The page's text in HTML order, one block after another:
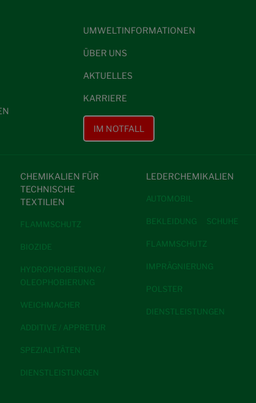
UMWELTINFORMATIONEN
ÜBER UNS
AKTUELLES
KARRIERE
IM NOTFALL
CHEMIKALIEN FÜR
TECHNISCHE
TEXTILIEN
FLAMMSCHUTZ
BIOZIDE
HYDROPHOBIERUNG /
OLEOPHOBIERUNG
WEICHMACHER
ADDITIVE / APPRETUR
SPEZIALITÄTEN
DIENSTLEISTUNGEN
LEDERCHEMIKALIEN
AUTOMOBIL
BEKLEIDUNG SCHUHE
FLAMMSCHUTZ
IMPRÄGNIERUNG
POLSTER
DIENSTLEISTUNGEN